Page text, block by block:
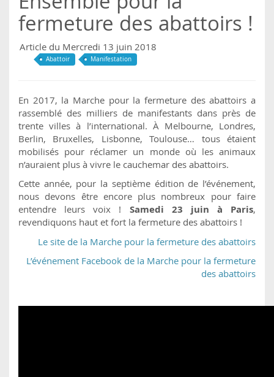
fermeture des abattoirs !
Article du Mercredi 13 juin 2018
Abattoir Manifestation
En 2017, la Marche pour la fermeture des abattoirs a
rassemblé des milliers de manifestants dans près de
trente villes à l’international. À Melbourne, Londres,
Berlin, Bruxelles, Lisbonne, Toulouse… tous étaient
mobilisés pour réclamer un monde où les animaux
n’auraient plus à vivre le cauchemar des abattoirs.
Cette année, pour la septième édition de l’événement,
nous devons être encore plus nombreux pour faire
entendre leurs voix ! Samedi 23 juin à Paris,
revendiquons haut et fort la fermeture des abattoirs !
Le site de la Marche pour la fermeture des abattoirs
L’événement Facebook de la Marche pour la fermeture
des abattoirs